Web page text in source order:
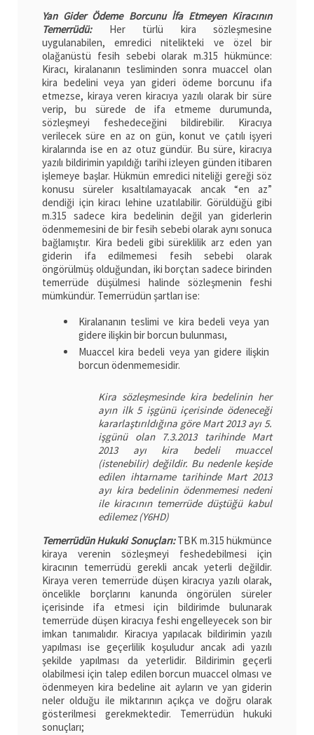
Yan Gider Ödeme Borcunu İfa Etmeyen Kiracının
Temerrüdü:Her türlü kira sözleşmesine
uygulanabilen, emredici nitelikteki ve özel bir
olağanüstü fesih sebebi olarak m.315 hükmünce:
Kiracı, kiralananın tesliminden sonra muaccel olan
kira bedelini veya yan gideri ödeme borcunu ifa
etmezse, kiraya veren kiracıya yazılı olarak bir süre
verip, bu sürede de ifa etmeme durumunda,
sözleşmeyi feshedeceğini bildirebilir. Kiracıya
verilecek süre en az on gün, konut ve çatılı işyeri
kiralarında ise en az otuz gündür. Bu süre, kiracıya
yazılı bildirimin yapıldığı tarihi izleyen günden itibaren
işlemeye başlar. Hükmün emredici niteliği gereği söz
konusu süreler kısaltılamayacak ancak “en az”
dendiği için kiracı lehine uzatılabilir. Görüldüğü gibi
m.315 sadece kira bedelinin değil yan giderlerin
ödenmemesini de bir fesih sebebi olarak aynı sonuca
bağlamıştır. Kira bedeli gibi süreklilik arz eden yan
giderin ifa edilmemesi fesih sebebi olarak
öngörülmüş olduğundan, iki borçtan sadece birinden
temerrüde düşülmesi halinde sözleşmenin feshi
mümkündür. Temerrüdün şartları ise:
Kiralananın teslimi ve kira bedeli veya yan
gidere ilişkin bir borcun bulunması,
Muaccel kira bedeli veya yan gidere ilişkin
borcun ödenmemesidir.
Kira sözleşmesinde kira bedelinin her
ayın ilk 5 işgünü içerisinde ödeneceği
kararlaştırıldığına göre Mart 2013 ayı 5.
işgünü olan 7.3.2013 tarihinde Mart
2013 ayı kira bedeli muaccel
(istenebilir) değildir. Bu nedenle keşide
edilen ihtarname tarihinde Mart 2013
ayı kira bedelinin ödenmemesi nedeni
ile kiracının temerrüde düştüğü kabul
edilemez (Y6HD)
Temerrüdün Hukuki Sonuçları:TBK m.315 hükmünce
kiraya verenin sözleşmeyi feshedebilmesi için
kiracının temerrüdü gerekli ancak yeterli değildir.
Kiraya veren temerrüde düşen kiracıya yazılı olarak,
öncelikle borçlarını kanunda öngörülen süreler
içerisinde ifa etmesi için bildirimde bulunarak
temerrüde düşen kiracıya feshi engelleyecek son bir
imkan tanımalıdır. Kiracıya yapılacak bildirimin yazılı
yapılması ise geçerlilik koşuludur ancak adi yazılı
şekilde yapılması da yeterlidir. Bildirimin geçerli
olabilmesi için talep edilen borcun muaccel olması ve
ödenmeyen kira bedeline ait ayların ve yan giderin
neler olduğu ile miktarının açıkça ve doğru olarak
gösterilmesi gerekmektedir. Temerrüdün hukuki
sonuçları;